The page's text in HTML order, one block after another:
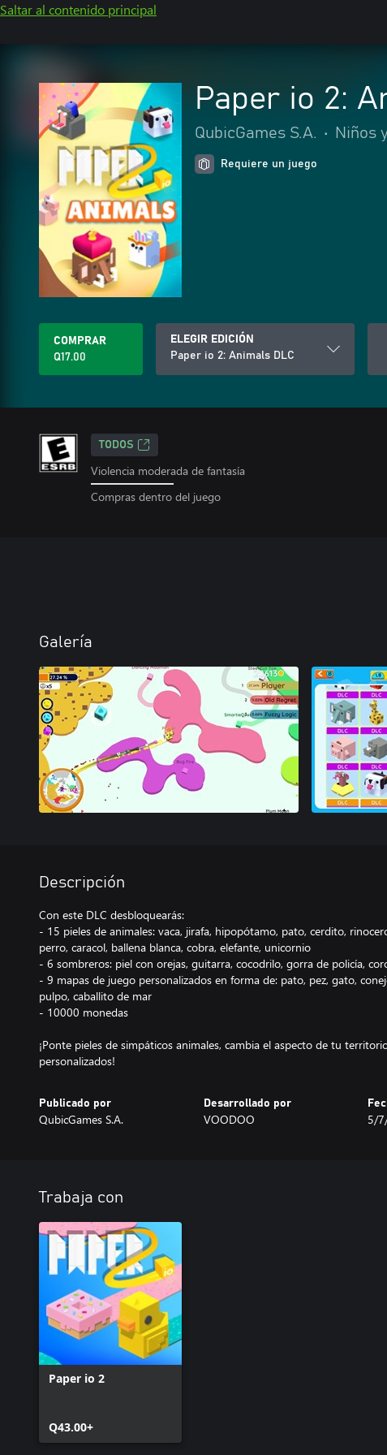
Saltar al contenido principal
Paper io 2:
QubicGames S.A. • Niños
Requiere un juego
COMPRAR
Q17.00
ELEGIR EDICIÓN
Paper io 2: Animals DLC
TODOS
Violencia moderada de fantasía
Compras dentro del juego
Galería
Descripción
Con este DLC desbloquearás:
- 15 pieles de animales: vaca, jirafa, hipopótamo, pato, cerdito,
perro, caracol, ballena blanca, cobra, elefante, unicornio
- 6 sombreros: piel con orejas, guitarra, cocodrilo, gorra de policía,
- 9 mapas de juego personalizados en forma de: pato, pez, gato,
pulpo, caballito de mar
- 10000 monedas
¡Ponte pieles de simpáticos animales, cambia el aspecto de tu
personalizados!
Publicado por
QubicGames S.A.
Desarrollado por
VOODOO 5/
Trabaja con
Paper io 2
Q43.00+